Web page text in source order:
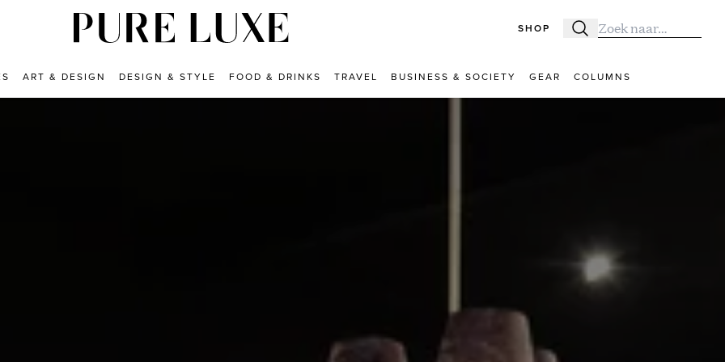
SHOP Zoeken
Zoek naar:
ART & DESIGN DESIGN & STYLE FOOD & DRINKS TRAVEL BUSINESS & SOCIETY GEAR COLUMNS